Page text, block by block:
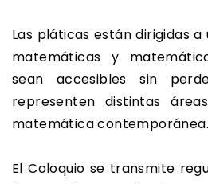
Las pláticas están dirigidas
matemáticas y
sean accesibles sin
representen distintas
matemática contemporánea.
El Coloquio se transmite